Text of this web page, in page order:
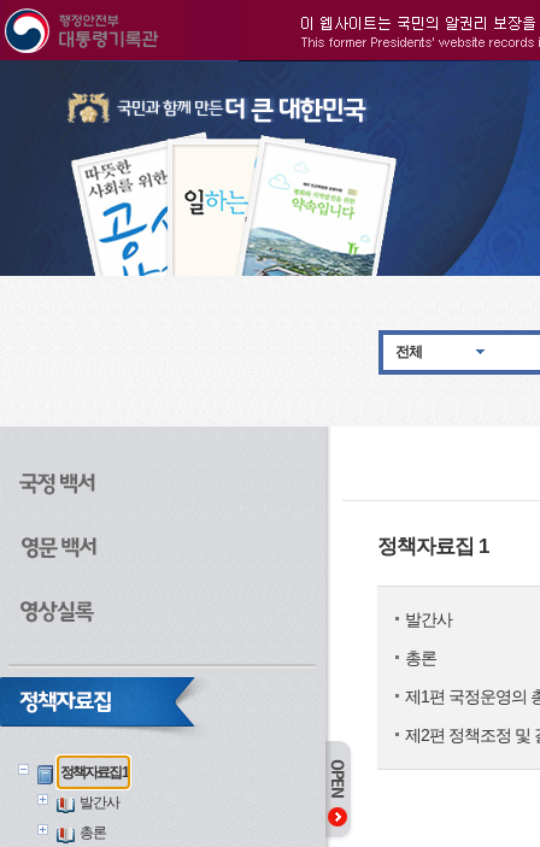
전체
정책자료집 1
발간사
총론
정책자료집 1
발간사
총론
제1편 국정운영의
제2편 정책조정 및